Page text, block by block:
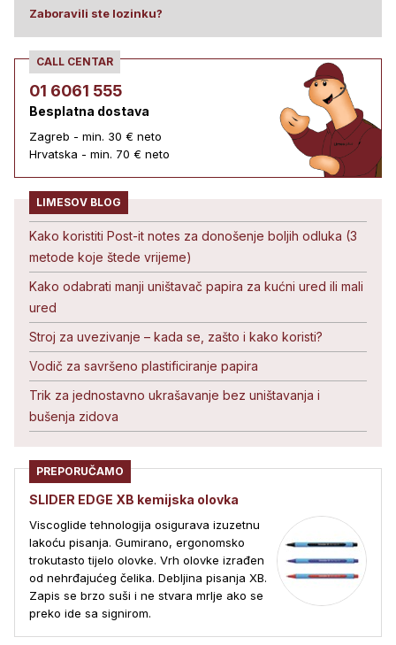
Zaboravili ste lozinku?
CALL CENTAR
01 6061 555
Besplatna dostava
Zagreb - min. 30 € neto
Hrvatska - min. 70 € neto
LIMESOV BLOG
Kako koristiti Post-it notes za donošenje boljih odluka (3
metode koje štede vrijeme)
Kako odabrati manji uništavač papira za kućni ured ili mali
ured
Stroj za uvezivanje – kada se, zašto i kako koristi?
Vodič za savršeno plastificiranje papira
Trik za jednostavno ukrašavanje bez uništavanja i
bušenja zidova
PREPORUČAMO
SLIDER EDGE XB kemijska olovka
Viscoglide tehnologija osigurava izuzetnu
lakoću pisanja. Gumirano, ergonomsko
trokutasto tijelo olovke. Vrh olovke izrađen
od nehrđajućeg čelika. Debljina pisanja XB.
Zapis se brzo suši i ne stvara mrlje ako se
preko ide sa signirom.